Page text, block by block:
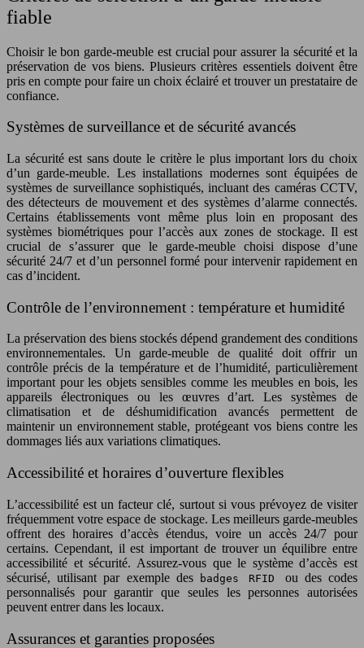
fiable
Choisir le bon garde-meuble est crucial pour assurer la sécurité et la
préservation de vos biens. Plusieurs critères essentiels doivent être
pris en compte pour faire un choix éclairé et trouver un prestataire de
confiance.
Systèmes de surveillance et de sécurité avancés
La sécurité est sans doute le critère le plus important lors du choix
d’un garde-meuble. Les installations modernes sont équipées de
systèmes de surveillance sophistiqués, incluant des caméras CCTV,
des détecteurs de mouvement et des systèmes d’alarme connectés.
Certains établissements vont même plus loin en proposant des
systèmes biométriques pour l’accès aux zones de stockage. Il est
crucial de s’assurer que le garde-meuble choisi dispose d’une
sécurité 24/7 et d’un personnel formé pour intervenir rapidement en
cas d’incident.
Contrôle de l’environnement : température et humidité
La préservation des biens stockés dépend grandement des conditions
environnementales. Un garde-meuble de qualité doit offrir un
contrôle précis de la température et de l’humidité, particulièrement
important pour les objets sensibles comme les meubles en bois, les
appareils électroniques ou les œuvres d’art. Les systèmes de
climatisation et de déshumidification avancés permettent de
maintenir un environnement stable, protégeant vos biens contre les
dommages liés aux variations climatiques.
Accessibilité et horaires d’ouverture flexibles
L’accessibilité est un facteur clé, surtout si vous prévoyez de visiter
fréquemment votre espace de stockage. Les meilleurs garde-meubles
offrent des horaires d’accès étendus, voire un accès 24/7 pour
certains. Cependant, il est important de trouver un équilibre entre
accessibilité et sécurité. Assurez-vous que le système d’accès est
sécurisé, utilisant par exemple des
badges RFID ou des codes
personnalisés pour garantir que seules les personnes autorisées
peuvent entrer dans les locaux.
Assurances et garanties proposées